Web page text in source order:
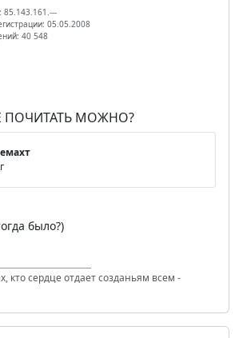
85.143.161.---
05.05.2008
40 548
ПОЧИТАТЬ МОЖНО?
было?)
кто сердце отдает созданьям всем -